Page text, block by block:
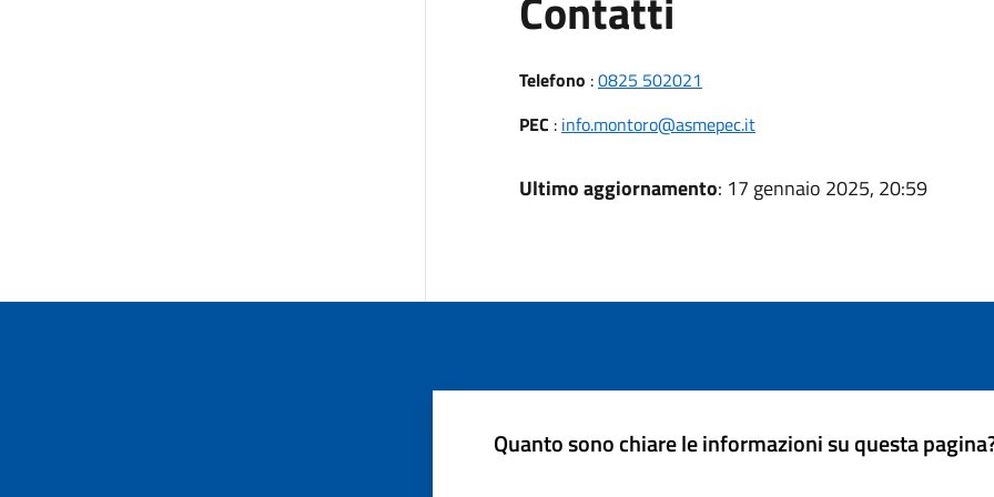
Telefono :0825 502021
PEC : info.montoro@asmepec.it
Ultimo aggiornamento: 17 gennaio 2025, 20:59
Quanto sono chiare le informazioni su questa